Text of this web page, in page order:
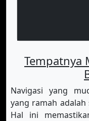
Tempatnya
Navigasi yang
yang ramah
Hal ini